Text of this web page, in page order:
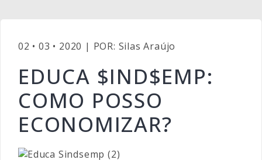
02 • 03 • 2020 | POR: Silas Araújo
EDUCA $IND$EMP:
COMO POSSO
ECONOMIZAR?